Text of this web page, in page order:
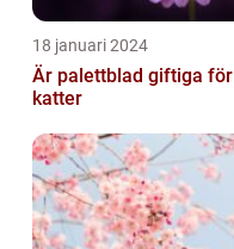
18 januari 2024
Är palettblad giftiga för
katter